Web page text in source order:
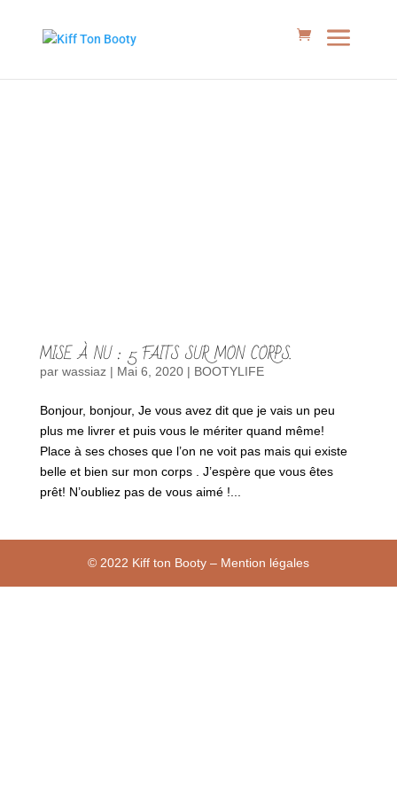
MISE À NU : 5 FAITS SUR MON CORPS.
par wassiaz| Mai 6, 2020| BOOTYLIFE
Bonjour, bonjour, Je vous avez dit que je vais un peu
plus me livrer et puis vous le mériter quand même!
Place à ses choses que l’on ne voit pas mais qui existe
belle et bien sur mon corps . J’espère que vous êtes
prêt! N’oubliez pas de vous aimé !...
© 2022 Kiff ton Booty – Mention légales